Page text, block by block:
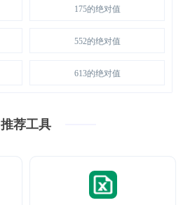
175的绝对值
552的绝对值
613的绝对值
推荐工具